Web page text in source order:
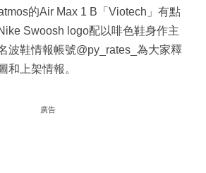
的Air Max 1 B「Viotech」有點
Swoosh logo配以啡色鞋身作主
波鞋情報帳號@py_rates_為大家釋
和上架情報。
廣告